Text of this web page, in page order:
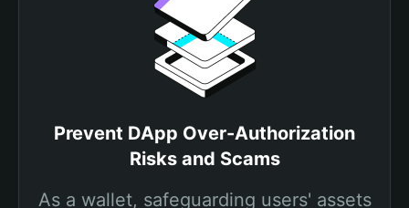
Prevent DApp Over-Authorization
Risks and Scams
As a wallet, safeguarding users' assets